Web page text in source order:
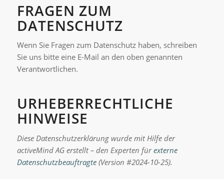
FRAGEN ZUM
DATENSCHUTZ
Wenn Sie Fragen zum Datenschutz haben, schreiben
Sie uns bitte eine E-Mail an den oben genannten
Verantwortlichen.
URHEBERRECHTLICHE
HINWEISE
Diese Datenschutzerklärung wurde mit Hilfe der
activeMind AG erstellt – den Experten fürexterne
Datenschutzbeauftragte(Version #2024-10-25).